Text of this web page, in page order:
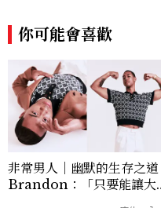
視角與
貌與生
你可能會喜歡
非常男人｜幽默的生存之道
Brandon：「只要能讓大